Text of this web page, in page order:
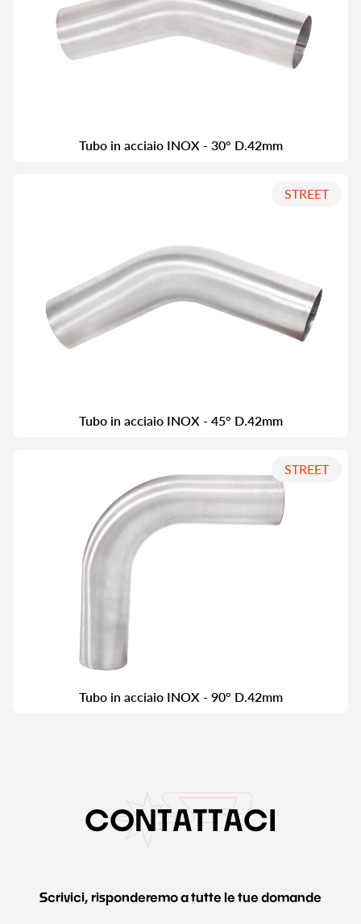
Tubo in acciaio INOX - 30° D.42mm
STREET
Tubo in acciaio INOX - 45° D.42mm
STREET
Tubo in acciaio INOX - 90° D.42mm
CONTATTACI
Scrivici, risponderemo a tutte le tue domande